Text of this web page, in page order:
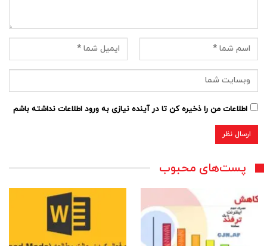
اطلاعات من را ذخیره کن تا در آینده نیازی به ورود اطلاعات نداشته باشم
پست‌های محبوب